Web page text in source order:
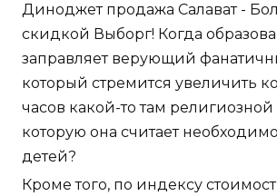
Диноджет продажа Салават -
скидкой Выборг! Когда
заправляет верующий
который стремится увеличить
часов какой-то там
которую она считает
детей?
Кроме того, по индексу